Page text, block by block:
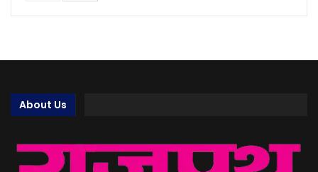
About Us